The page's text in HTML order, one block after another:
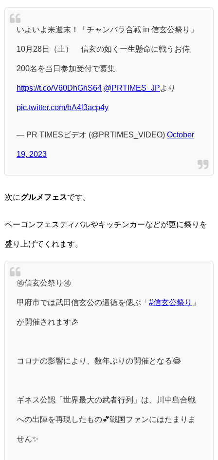
いよいよ来週末！「チャンバラ合戦 in 信玄公祭り」
10月28日（土） 信玄の如く一生懸命に戦うお侍
200名を当日参加受付で募集
https://t.co/V60DhGhS64 @PRTIMES_JPより
pic.twitter.com/bA4l3acp4y
— PR TIMESビデオ (@PRTIMES_VIDEO) October
19, 2023
次にグルメフェスです。
ベーコンフェスティバルやキッチンカーなどが更に祭りを
盛り上げてくれます。
㊗️信玄公祭り㊗️
甲府市では武田信玄公の遺徳を偲ぶ「 #信玄公祭り 」
が開催されます🎉
コロナの影響により、数年ぶりの開催となる😂
ギネス公認「世界最大の武者行列」は、川中島合戦
への出陣を再現したもの💕戦国ファンにはたまりま
せん✨